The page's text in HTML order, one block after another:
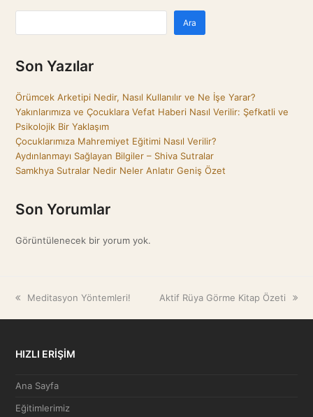
Ara
Son Yazılar
Örümcek Arketipi Nedir, Nasıl Kullanılır ve Ne İşe Yarar?
Yakınlarımıza ve Çocuklara Vefat Haberi Nasıl Verilir: Şefkatli ve
Psikolojik Bir Yaklaşım
Çocuklarımıza Mahremiyet Eğitimi Nasıl Verilir?
Aydınlanmayı Sağlayan Bilgiler – Shiva Sutralar
Samkhya Sutralar Nedir Neler Anlatır Geniş Özet
Son Yorumlar
Görüntülenecek bir yorum yok.
previous
Meditasyon Yöntemleri!
next
Aktif Rüya Görme Kitap Özeti
HIZLI ERİŞİM
Ana Sayfa
Eğitimlerimiz